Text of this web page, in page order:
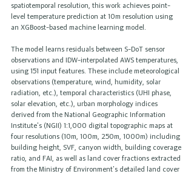
spatiotemporal resolution, this work achieves point-
level temperature prediction at 10m resolution using
an XGBoost-based machine learning model.
The model learns residuals between S-DoT sensor
observations and IDW-interpolated AWS temperatures,
using 151 input features. These include meteorological
observations (temperature, wind, humidity, solar
radiation, etc.), temporal characteristics (UHI phase,
solar elevation, etc.), urban morphology indices
derived from the National Geographic Information
Institute's (NGII) 1:1,000 digital topographic maps at
four resolutions (10m, 100m, 250m, 1000m) including
building height, SVF, canyon width, building coverage
ratio, and FAI, as well as land cover fractions extracted
from the Ministry of Environment's detailed land cover